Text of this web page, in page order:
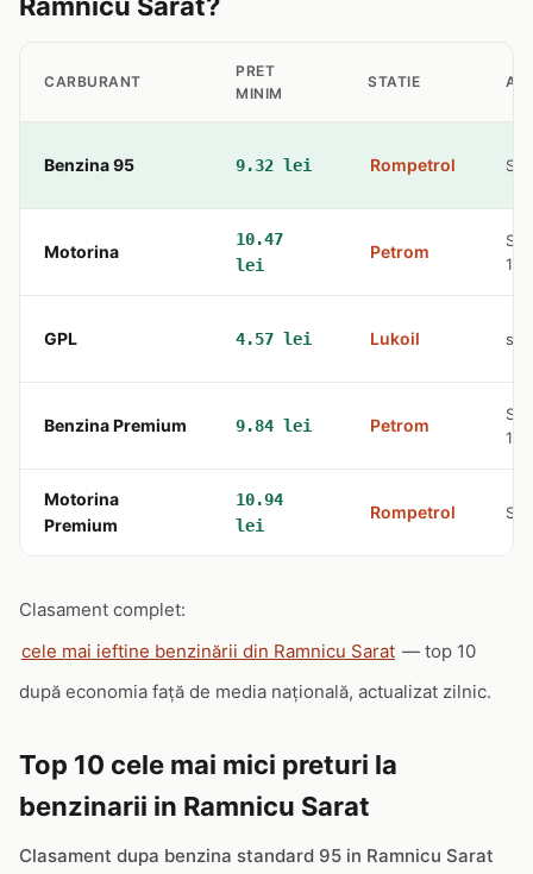
CARBURANT
PRET
MINIM
STATIE
Benzina 95 9.32 lei Rompetrol
Motorina
10.47
lei
Petrom
GPL 4.57 lei Lukoil str.
Benzina Premium 9.84 lei Petrom
Motorina
Premium
10.94
lei
Rompetrol
Clasament complet:
cele mai ieftine benzinării din Ramnicu Sarat — top 10
după economia față de media națională, actualizat zilnic.
Top 10 cele mai mici preturi la
benzinarii in Ramnicu Sarat
Clasament dupa benzina standard 95 in Ramnicu Sarat